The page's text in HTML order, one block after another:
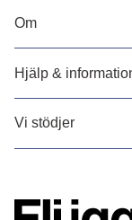
Om
Hjälp &
Vi stödjer